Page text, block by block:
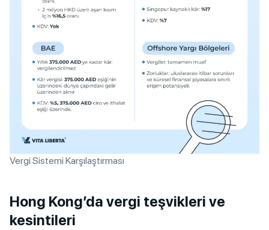
Vergi Sistemi Karşılaştırması
Hong Kong’da vergi teşvikleri ve
kesintileri